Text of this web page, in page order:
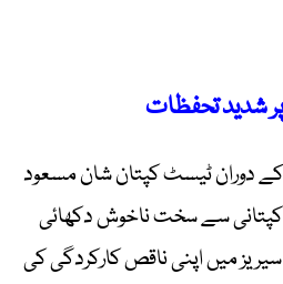
شدید تحفظات
کے دوران ٹیسٹ کپتان شان مسعود
سے سخت ناخوش دکھائی
میں اپنی ناقص کارکردگی کی